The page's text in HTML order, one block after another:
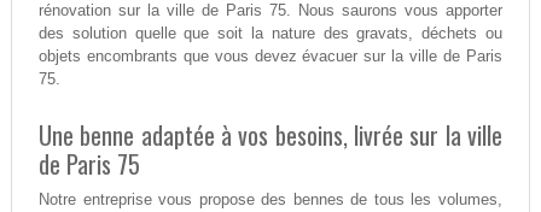
rénovation sur la ville de Paris 75. Nous saurons vous apporter
des solution quelle que soit la nature des gravats, déchets ou
objets encombrants que vous devez évacuer sur la ville de Paris
75.
Une benne adaptée à vos besoins, livrée sur la ville
de Paris 75
Notre entreprise vous propose des bennes de tous les volumes,